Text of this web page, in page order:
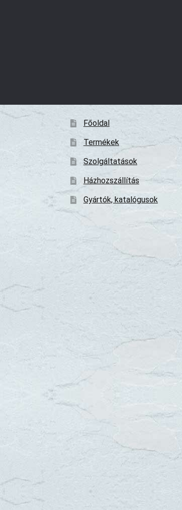
Főoldal
Termékek
Szolgáltatások
Házhozszállítás
Gyártók, katalógusok